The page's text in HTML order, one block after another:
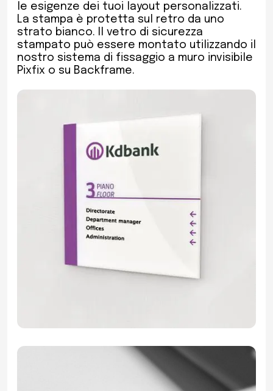
le esigenze dei tuoi layout personalizzati.
La stampa è protetta sul retro da uno
strato bianco. Il vetro di sicurezza
stampato può essere montato utilizzando il
nostro sistema di fissaggio a muro invisibile
Pixfix o su Backframe.